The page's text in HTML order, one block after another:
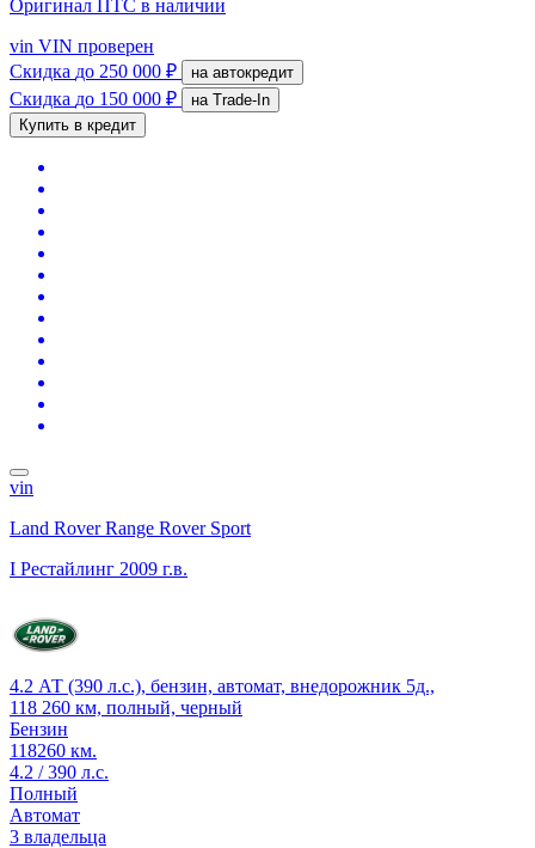
Оригинал ПТС в наличии
vin VIN проверен
Скидка до 250 000 ₽ на автокредит
Скидка до 150 000 ₽
на Trade-In
Купить в кредит
vin
Land Rover Range Rover Sport
I Рестайлинг 2009 г.в.
4.2 АТ (390 л.с.), бензин, автомат, внедорожник 5д.,
118 260 км, полный, черный
Бензин
118260 км.
4.2 / 390 л.с.
Полный
Автомат
3 владельца